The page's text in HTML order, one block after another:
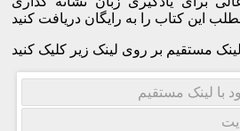
با لینک مستقیم